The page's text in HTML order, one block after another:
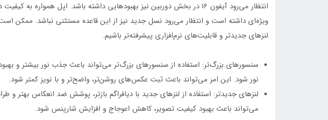
انتظار می‌رود آیفون 16 در بخش دوربین نیز بهبودهایی داشته باشد. اپل همواره به
ویژه‌ای داشته است و انتظار می‌رود نسل جدید نیز از این قاعده مستثنی نباشد. ممکن
لنزهای جدیدتر و قابلیت‌های نرم‌افزاری پیشرفته‌تر باشیم.
سنسورهای بزرگ‌تر: استفاده از سنسورهای بزرگ‌تر می‌تواند باعث جذب نور بیشتر و
نور شود. این امر می‌تواند باعث ثبت عکس‌های روشن‌تر، واضح‌تر و با نویز کمتر شود.
لنزهای جدیدتر: استفاده از لنزهای جدید با دیافراگم بازتر، پوشش ضد انعکاس بهتر و
می‌تواند باعث بهبود کیفیت تصویر، کاهش اعوجاج و افزایش شارپنس شود.